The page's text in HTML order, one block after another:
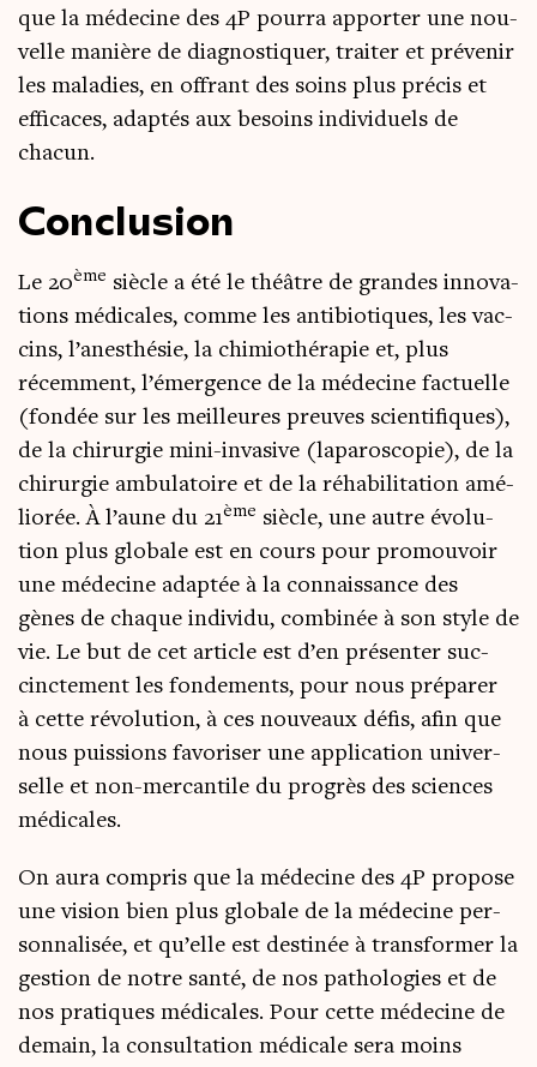
que la méde­cine des 4P pour­ra appor­ter une nou­
velle manière de diag­nos­ti­quer, trai­ter et pré­ve­nir
les mala­dies, en offrant des soins plus pré­cis et
effi­caces, adap­tés aux besoins indi­vi­duels de
chacun.
Conclusion
Le 20ème siècle a été le théâtre de grandes inno­va­
tions médi­cales, comme les anti­bio­tiques, les vac­
cins, l’anesthésie, la chi­mio­thé­ra­pie et, plus
récem­ment, l’émergence de la méde­cine fac­tuelle
(fon­dée sur les meilleures preuves scien­ti­fiques),
de la chi­rur­gie mini-inva­sive (lapa­ro­sco­pie), de la
chi­rur­gie ambu­la­toire et de la réha­bi­li­ta­tion amé­
lio­rée. À l’aune du 21ème siècle, une autre évo­lu­
tion plus glo­bale est en cours pour pro­mou­voir
une méde­cine adap­tée à la connais­sance des
gènes de chaque indi­vi­du, com­bi­née à son style de
vie. Le but de cet article est d’en pré­sen­ter suc­
cinc­te­ment les fon­de­ments, pour nous pré­pa­rer
à cette révo­lu­tion, à ces nou­veaux défis, afin que
nous puis­sions favo­ri­ser une appli­ca­tion uni­ver­
selle et non-mer­can­tile du pro­grès des sciences
médicales.
On aura com­pris que la méde­cine des 4P pro­pose
une vision bien plus glo­bale de la méde­cine per­
son­na­li­sée, et qu’elle est des­ti­née à trans­for­mer la
ges­tion de notre san­té, de nos patho­lo­gies et de
nos pra­tiques médi­cales. Pour cette méde­cine de
demain, la consul­ta­tion médi­cale sera moins